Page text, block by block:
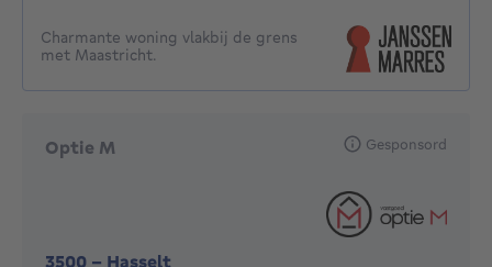
Charmante woning vlakbij de grens
met Maastricht.
Optie M
3500 - Hasselt
Gesponsord